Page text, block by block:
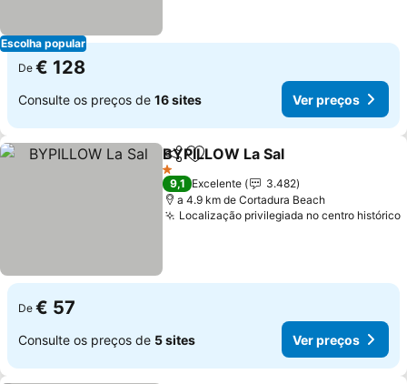
Escolha popular
De € 128
Consulte os preços de 16 sites Ver preços
PartilharAdicionar aos favoritos
BYPILLOW La Sal
1 Estrelas
9,1 Excelente
3.482
a 4.9 km de Cortadura Beach
Localização privilegiada no centro histórico
De € 57
Consulte os preços de 5 sites Ver preços